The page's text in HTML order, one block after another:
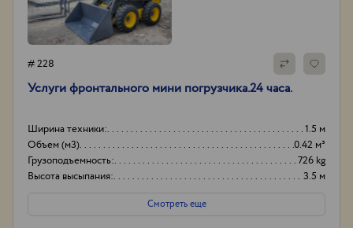
# 228
Услуги фронтального мини погрузчика.24 часа.
Ширина техники:
1.5 м
Объем (м3)
0.42 м³
Грузоподъемность:
726 kg
Высота высыпания:
3.5 м
Смотреть еще